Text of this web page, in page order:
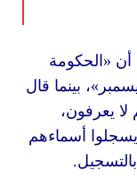
قال